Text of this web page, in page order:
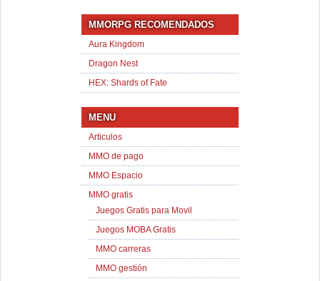
MMORPG RECOMENDADOS
Aura Kingdom
Dragon Nest
HEX: Shards of Fate
MENU
Articulos
MMO de pago
MMO Espacio
MMO gratis
Juegos Gratis para Movil
Juegos MOBA Gratis
MMO carreras
MMO gestión